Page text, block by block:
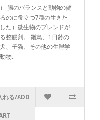
） 腸のバランスと動物の健
のに役立つ7種の生きた
した）微生物のブレンドが
整腸剤。 雛鳥、1日齢の
、子猫、その他の生理学
物..
れる/ADD